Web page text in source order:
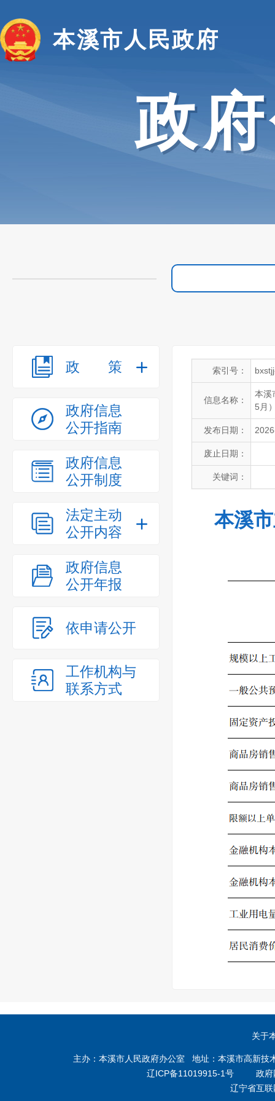
本溪市人民政府
政
政策
政府信息
公开指南
政府信息
公开制度
法定主动
公开内容
政府信息
公开年报
依申请公开
工作机构与
联系方式
索引号：
信息名称：
本溪
5月
发布日期：
废止日期：
关键词：
本溪
关于
主办：本溪市人民政府办公室 地址：本溪市高新
辽ICP备11019915-1号 政府
辽宁省互